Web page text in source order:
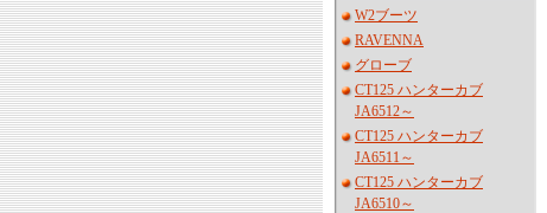
W2ブーツ
RAVENNA
グローブ
CT125 ハンターカブ
JA6512～
CT125 ハンターカブ
JA6511～
CT125 ハンターカブ
JA6510～